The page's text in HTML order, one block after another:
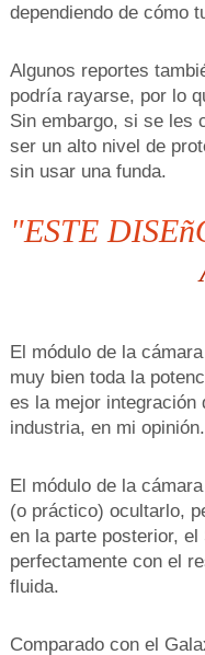
dependiendo de cómo
Algunos reportes
podría rayarse, por lo
Sin embargo, si se les
ser un alto nivel de
sin usar una funda.
"ESTE
El módulo de la
muy bien toda la
es la mejor integración
industria, en mi opinión.
El módulo de la
(o práctico) ocultarlo,
en la parte posterior,
perfectamente con el
fluida.
Comparado con el